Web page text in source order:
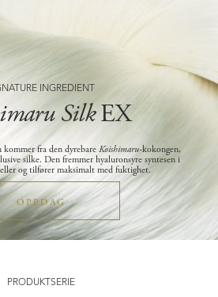
INGREDIENT
SilkEX
kommer fra den dyrebare Koishimaru-kokongen,
silke. Den fremmer hyaluronsyre syntesen i
og tilfører maksimalt med fuktighet.
OPPDAG
PRODUKTSERIE